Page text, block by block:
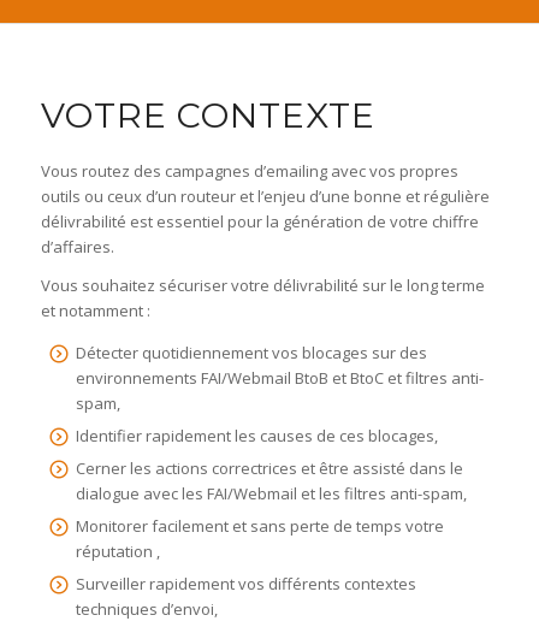
VOTRE CONTEXTE
Vous routez des campagnes d’emailing avec vos propres
outils ou ceux d’un routeur et l’enjeu d’une bonne et régulière
délivrabilité est essentiel pour la génération de votre chiffre
d’affaires.
Vous souhaitez sécuriser votre délivrabilité sur le long terme
et notamment :
Détecter quotidiennement vos blocages sur des
environnements FAI/Webmail BtoB et BtoC et filtres anti-
spam,
Identifier rapidement les causes de ces blocages,
Cerner les actions correctrices et être assisté dans le
dialogue avec les FAI/Webmail et les filtres anti-spam,
Monitorer facilement et sans perte de temps votre
réputation ,
Surveiller rapidement vos différents contextes
techniques d’envoi,